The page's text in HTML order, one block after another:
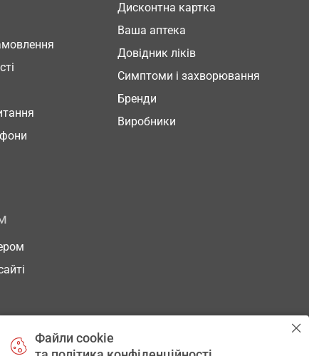
Дисконтна картка
Ваша аптека
Довідник ліків
Симптоми і захворювання
Бренди
Виробники
Файли cookie